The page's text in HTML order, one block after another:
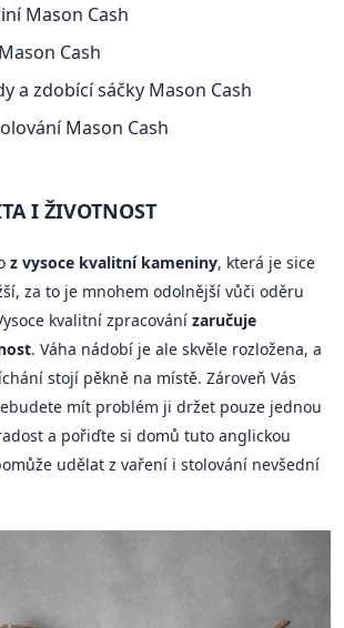
Mason Cash
Cash
a zdobící sáčky Mason Cash
Mason Cash
I ŽIVOTNOST
z vysoce kvalitní kameniny, která je sice
za to je mnohem odolnější vůči oděru
kvalitní zpracování zaručuje
. Váha nádobí je ale skvěle rozložena, a
stojí pěkně na místě. Zároveň Vás
mít problém ji držet pouze jednou
a pořiďte si domů tuto anglickou
udělat z vaření i stolování nevšední